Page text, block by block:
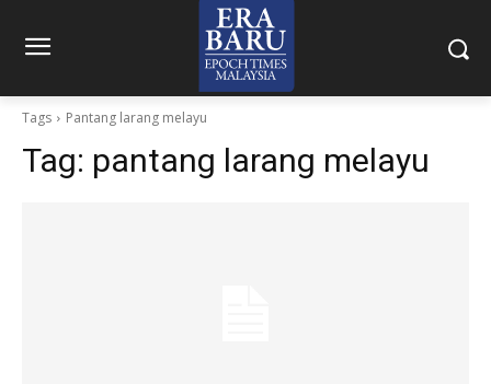
Tags Pantang larang melayu
Tag: pantang larang melayu